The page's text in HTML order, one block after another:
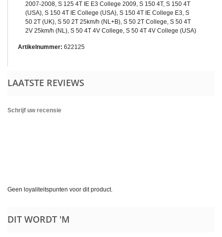
2007-2008, S 125 4T IE E3 College 2009, S 150 4T, S 150 4T
(USA), S 150 4T IE College (USA), S 150 4T IE College E3, S
50 2T (UK), S 50 2T 25km/h (NL+B), S 50 2T College, S 50 4T
2V 25km/h (NL), S 50 4T 4V College, S 50 4T 4V College (USA)
Artikelnummer: 622125
LAATSTE REVIEWS
Schrijf uw recensie
Geen loyaliteitspunten voor dit product.
DIT WORDT 'M